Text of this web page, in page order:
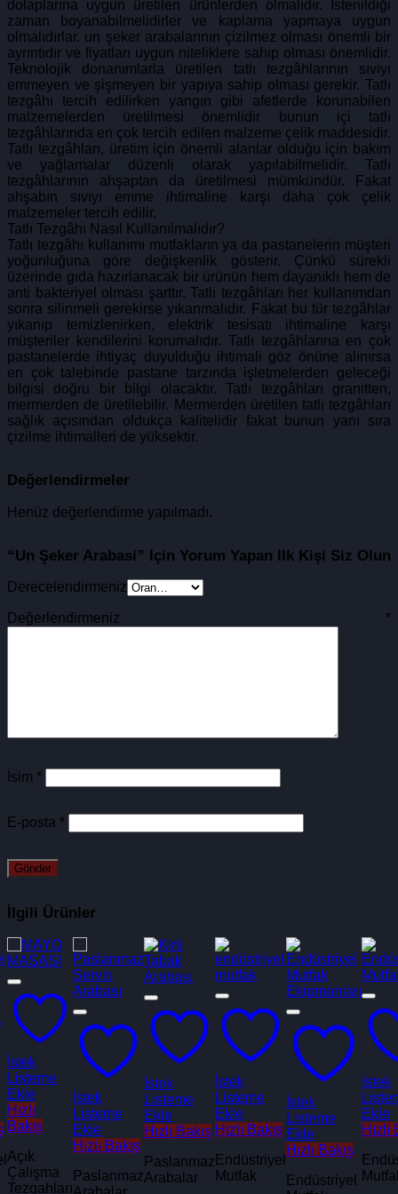
dolaplarına uygun üretilen ürünlerden olmalıdır. İstenildiği
zaman boyanabilmelidirler ve kaplama yapmaya uygun
olmalıdırlar. un şeker arabalarının çizilmez olması önemli bir
ayrıntıdır ve fiyatları uygun niteliklere sahip olması önemlidir.
Teknolojik donanımlarla üretilen tatlı tezgâhlarının sıvıyı
emmeyen ve şişmeyen bir yapıya sahip olması gerekir. Tatlı
tezgâhı tercih edilirken yangın gibi afetlerde korunabilen
malzemelerden üretilmesi önemlidir bunun içi tatlı
tezgâhlarında en çok tercih edilen malzeme çelik maddesidir.
Tatlı tezgâhları, üretim için önemli alanlar olduğu için bakım
ve yağlamalar düzenli olarak yapılabilmelidir. Tatlı
tezgâhlarının ahşaptan da üretilmesi mümkündür. Fakat
ahşabın sıvıyı emme ihtimaline karşı daha çok çelik
malzemeler tercih edilir.
Tatlı Tezgâhı Nasıl Kullanılmalıdır?
Tatlı tezgâhı kullanımı mutfakların ya da pastanelerin müşteri
yoğunluğuna göre değişkenlik gösterir. Çünkü sürekli
üzerinde gıda hazırlanacak bir ürünün hem dayanıklı hem de
anti bakteriyel olması şarttır. Tatlı tezgâhları her kullanımdan
sonra silinmeli gerekirse yıkanmalıdır. Fakat bu tür tezgâhlar
yıkanıp temizlenirken, elektrik tesisatı ihtimaline karşı
müşteriler kendilerini korumalıdır. Tatlı tezgâhlarına en çok
pastanelerde ihtiyaç duyulduğu ihtimali göz önüne alınırsa
en çok talebinde pastane tarzında işletmelerden geleceği
bilgisi doğru bir bilgi olacaktır. Tatlı tezgâhları granitten,
mermerden de üretilebilir. Mermerden üretilen tatlı tezgâhları
sağlık açısından oldukça kalitelidir fakat bunun yanı sıra
çizilme ihtimalleri de yüksektir.
Değerlendirmeler
Henüz değerlendirme yapılmadı.
“Un Şeker Arabasi” Için Yorum Yapan Ilk Kişi Siz Olun
Derecelendirmeniz
Değerlendirmeniz *
İsim *
E-posta *
İlgili Ürünler
İstek
Listeme
Ekle
Hızlı
Bakış
Açık
Çalışma
Tezgahları
İstek
Listeme
Ekle
Hızlı Bakış
Paslanmaz
İstek
Listeme
Ekle
Hızlı Bakış
Paslanmaz
Arabalar
İstek
Listeme
Ekle
Hızlı Bakış
Endüstriyel
Mutfak
İstek
Listeme
Ekle
Hızlı Bakış
Endüstriyel
İstek
Ekle
Hızlı